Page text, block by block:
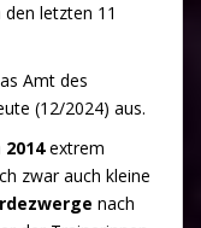
den letzten 11
Amt des
(12/2024) aus.
2014extrem
zwar auch kleine
nach